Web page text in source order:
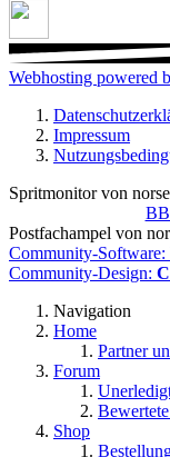
Webhosting powered
Impressum
Spritmonitor von norse
Postfachampel von
Community-Software:
Community-Design:
Navigation
Home
Partner
Forum
Shop